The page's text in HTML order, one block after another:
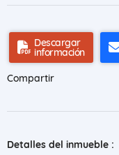
Descargar
información
Compartir
Detalles del inmueble :